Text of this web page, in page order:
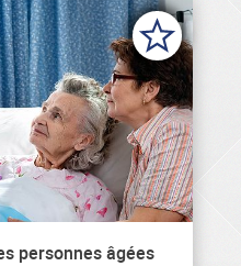
personnes âgées